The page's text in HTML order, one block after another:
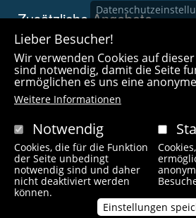
Zusätzliche Angebote
Imagefilme und mehr
360° x 360° Fotografie
Copyright © 2021 wanderfreak.de. Alle
Fußzeilenmenü
Kontakt Impressum Links
Lieber Besucher!
Wir verwenden Cookies auf
sind notwendig, damit die Seite
ermöglichen es uns eine
Weitere Informationen
Notwendig
Cookies, die für die Funktion
der Seite unbedingt
notwendig sind und daher
nicht deaktiviert werden
können.
Einstellungen